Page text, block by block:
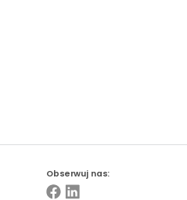
Obserwuj nas: